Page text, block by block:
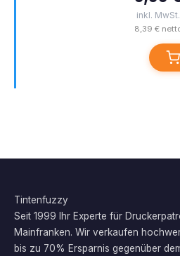
inkl. MwSt.
8,39 €
Tintenfuzzy
Seit 1999 Ihr Experte für
Mainfranken. Wir verkaufen
bis zu 70% Ersparnis gegenüber